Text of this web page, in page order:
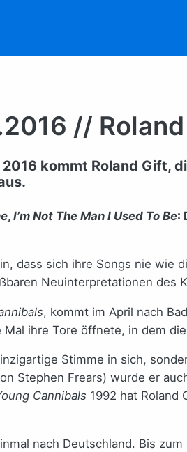
//
kommt Roland Gift,
, I’m Not The Man I Used To Be:
dass sich ihre Songs nie wie
Neuinterpretationen des
, kommt im April nach
ihre Tore öffnete, in dem
Stimme in sich,
Stephen Frears) wurde er
Cannibals 1992 hat Roland
nach Deutschland. Bis zum